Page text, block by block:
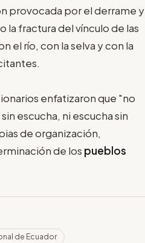
provocada por el derrame y
la fractura del vínculo de las
el río, con la selva y con la
enfatizaron que "no
escucha, ni escucha sin
de organización,
de los pueblos
de Ecuador